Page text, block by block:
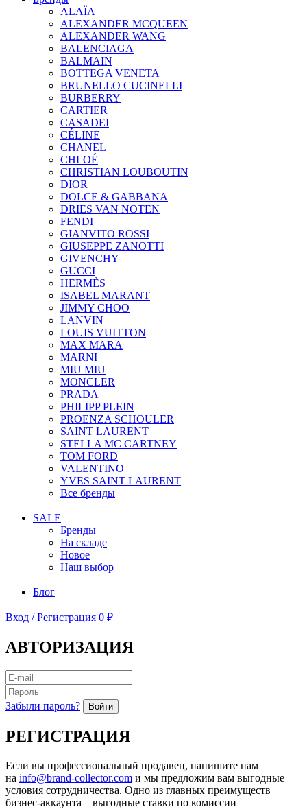
ALAÏA
ALEXANDER MCQUEEN
ALEXANDER WANG
BALENCIAGA
BALMAIN
BOTTEGA VENETA
BRUNELLO CUCINELLI
BURBERRY
CARTIER
CASADEI
CÉLINE
CHANEL
CHLOÉ
CHRISTIAN LOUBOUTIN
DIOR
DOLCE & GABBANA
DRIES VAN NOTEN
FENDI
GIANVITO ROSSI
GIUSEPPE ZANOTTI
GIVENCHY
GUCCI
HERMÈS
ISABEL MARANT
JIMMY CHOO
LANVIN
LOUIS VUITTON
MAX MARA
MARNI
MIU MIU
MONCLER
PRADA
PHILIPP PLEIN
PROENZA SCHOULER
SAINT LAURENT
STELLA MC CARTNEY
TOM FORD
VALENTINO
YVES SAINT LAURENT
Все бренды
SALE
Бренды
На складе
Новое
Наш выбор
Блог
Вход / Регистрация 0 ₽
АВТОРИЗАЦИЯ
Забыли пароль? Войти
РЕГИСТРАЦИЯ
Если вы профессиональный продавец, напишите нам
на info@brand-collector.com и мы предложим вам выгодные
условия сотрудничества. Одно из главных преимуществ
бизнес-аккаунта – выгодные ставки по комиссии